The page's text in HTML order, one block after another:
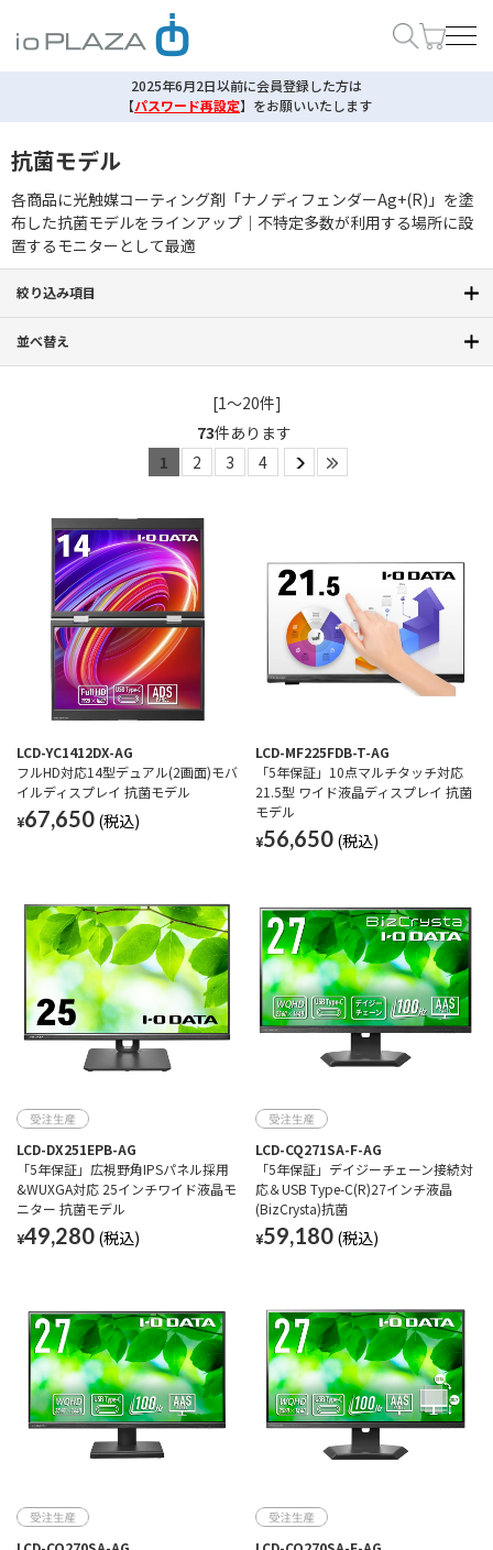
2025年6月2日以前に会員登録した方は
【パスワード再設定】 をお願いいたします
抗菌モデル
各商品に光触媒コーティング剤「ナノディフェンダーAg+(R)」を塗
布した抗菌モデルをラインアップ｜不特定多数が利用する場所に設
置するモニターとして最適
絞り込み項目
並べ替え
[1～20件]
73件あります
1
2 3 4
LCD-YC1412DX-AG
フルHD対応14型デュアル(2画面)モバ
イルディスプレイ 抗菌モデル
¥67,650
LCD-MF225FDB-T-AG
「5年保証」10点マルチタッチ対応
21.5型 ワイド液晶ディスプレイ 抗菌
モデル
¥56,650
LCD-DX251EPB-AG
「5年保証」広視野角IPSパネル採用
&WUXGA対応 25インチワイド液晶モ
ニター 抗菌モデル
¥49,280
LCD-CQ271SA-F-AG
「5年保証」デイジーチェーン接続対
応＆USB Type-C(R)27インチ液晶
(BizCrysta)抗菌
¥59,180